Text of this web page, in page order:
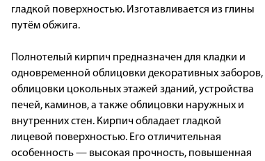
гладкой поверхностью. Изготавливается из глины
путём обжига.
Полнотелый кирпич предназначен для кладки и
одновременной облицовки декоративных заборов,
облицовки цокольных этажей зданий, устройства
печей, каминов, а также облицовки наружных и
внутренних стен. Кирпич обладает гладкой
лицевой поверхностью. Его отличительная
особенность — высокая прочность, повышенная